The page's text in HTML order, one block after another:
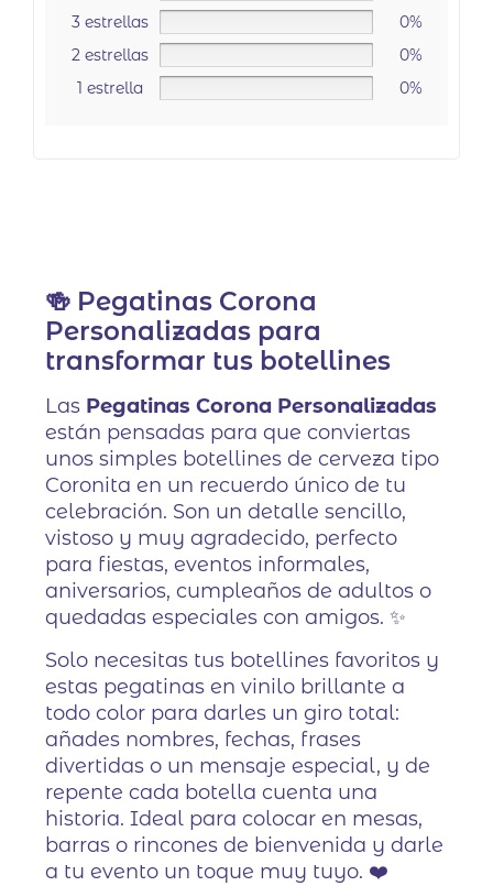
3 estrellas
0%
2 estrellas
0%
1 estrella
0%
🍻 Pegatinas Corona
Personalizadas para
transformar tus botellines
Las Pegatinas Corona Personalizadas
están pensadas para que conviertas
unos simples botellines de cerveza tipo
Coronita en un recuerdo único de tu
celebración. Son un detalle sencillo,
vistoso y muy agradecido, perfecto
para fiestas, eventos informales,
aniversarios, cumpleaños de adultos o
quedadas especiales con amigos. ✨
Solo necesitas tus botellines favoritos y
estas pegatinas en vinilo brillante a
todo color para darles un giro total:
añades nombres, fechas, frases
divertidas o un mensaje especial, y de
repente cada botella cuenta una
historia. Ideal para colocar en mesas,
barras o rincones de bienvenida y darle
a tu evento un toque muy tuyo. ❤️